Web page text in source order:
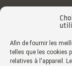
Afin de fournir les
telles que les cookies
relatives à l'appareil.